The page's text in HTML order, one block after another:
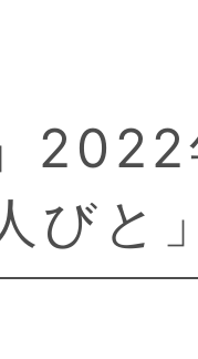
東京人
様募集
びと